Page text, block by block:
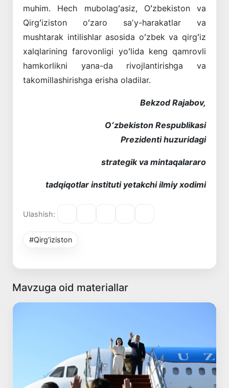
muhim. Hech mubolagʻasiz, Oʻzbekiston va
Qirgʻiziston oʻzaro saʼy-harakatlar va
mushtarak intilishlar asosida oʻzbek va qirgʻiz
xalqlarining farovonligi yoʻlida keng qamrovli
hamkorlikni yana-da rivojlantirishga va
takomillashirishga erisha oladilar.
Bekzod Rajabov,
Oʻzbekiston Respublikasi
Prezidentihuzuridagi
strategik va mintaqalararo
tadqiqotlar instituti yetakchi ilmiy xodimi
Ulashish:
#Qirg‘iziston
Mavzuga oid materiallar